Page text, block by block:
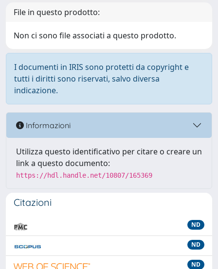
File in questo prodotto:
Non ci sono file associati a questo prodotto.
I documenti in IRIS sono protetti da copyright e
tutti i diritti sono riservati, salvo diversa
indicazione.
Informazioni
Utilizza questo identificativo per citare o creare un
link a questo documento:
https://hdl.handle.net/10807/165369
Citazioni
ND
ND
ND